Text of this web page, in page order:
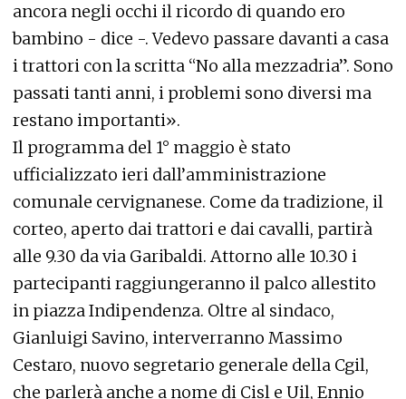
ancora negli occhi il ricordo di quando ero
bambino - dice -. Vedevo passare davanti a casa
i trattori con la scritta “No alla mezzadria”. Sono
passati tanti anni, i problemi sono diversi ma
restano importanti».
Il programma del 1° maggio è stato
ufficializzato ieri dall’amministrazione
comunale cervignanese. Come da tradizione, il
corteo, aperto dai trattori e dai cavalli, partirà
alle 9.30 da via Garibaldi. Attorno alle 10.30 i
partecipanti raggiungeranno il palco allestito
in piazza Indipendenza. Oltre al sindaco,
Gianluigi Savino, interverranno Massimo
Cestaro, nuovo segretario generale della Cgil,
che parlerà anche a nome di Cisl e Uil, Ennio